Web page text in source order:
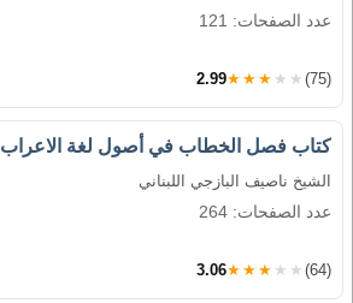
عدد الصفحات: 121
2.99★★★★★ (75)
كتاب فصل الخطاب في أصول لغة الاعراب
الشيخ ناصيف البازجي اللبناني
عدد الصفحات: 264
3.06★★★★★ (64)